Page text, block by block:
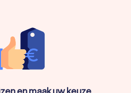
badkamer installateur in
ervaren badkamer installateur uit
de nodige kennis en vaardigheden
installaties uit te voeren. Met
oplossen en zorgen voor